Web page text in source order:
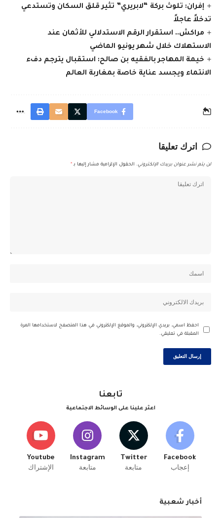
إفران: تلوث بركة “لابريري” تثير قلق السكان وتستدعي
تدخلاً عاجلاً
مراكش.. استقرار الرقم الاستدلالي للأثمان عند
الاستهلاك خلال شهر يونيو الماضي
خيمة المهاجر بالفقيه بن صالح: استقبال يترجم دفء
الانتماء ويجسد عناية خاصة بمغاربة العالم
Facebook
اترك تعليقا
لن يتم نشر عنوان بريدك الإلكتروني. الحقول الإلزامية مشار إليها بـ *
احفظ اسمي، بريدي الإلكتروني، والموقع الإلكتروني في هذا المتصفح لاستخدامها المرة
المقبلة في تعليقي.
تابعنا
اعثر علينا على الوسائط الاجتماعية
Facebook
إعجاب
Twitter
متابعة
Instagram
متابعة
Youtube
الإشتراك
أخبار شعبية